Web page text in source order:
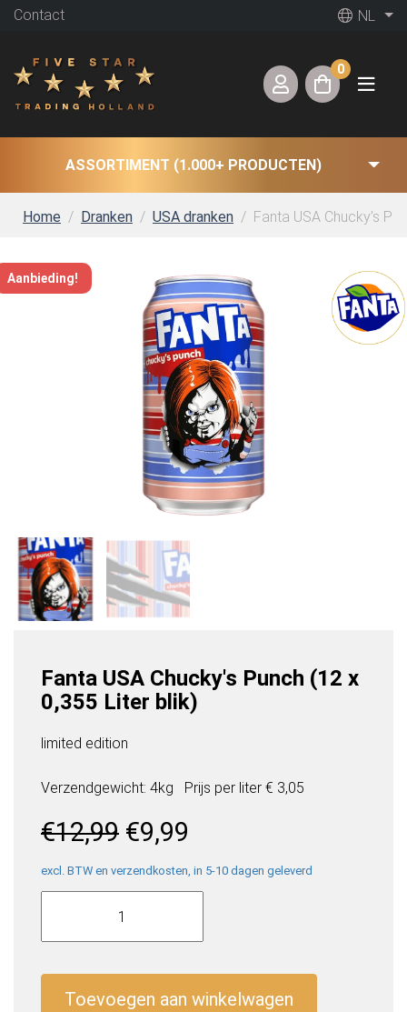
Contact NL
0
ASSORTIMENT (1.000+ PRODUCTEN)
Home Dranken USA dranken Fanta USA Chucky’s
Aanbieding!
Fanta USA Chucky's Punch (12 x
0,355 Liter blik)
limited edition
Verzendgewicht: 4kg Prijs per liter € 3,05
€12,99 Oorspronkelijke
prijs
was:
€12,99.
€9,99
is:
€9,99.
excl. BTW en verzendkosten, in 5-10 dagen geleverd
Fanta
Chucky's
Toevoegen aan winkelwagen